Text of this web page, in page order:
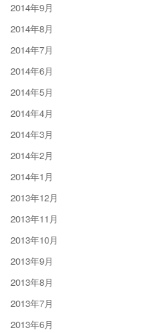
2014年9月
2014年8月
2014年7月
2014年6月
2014年5月
2014年4月
2014年3月
2014年2月
2014年1月
2013年12月
2013年11月
2013年10月
2013年9月
2013年8月
2013年7月
2013年6月